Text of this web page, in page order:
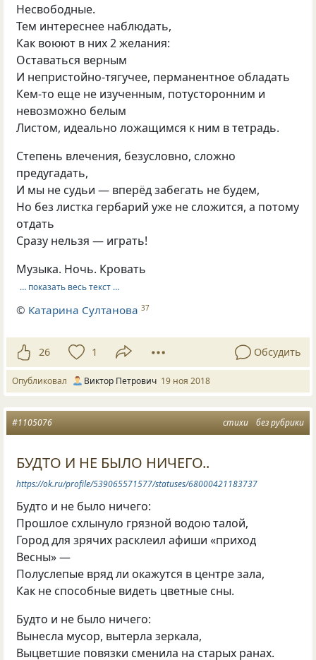
Несвободные.
Тем интереснее наблюдать,
Как воюют в них 2 желания:
Оставаться верным
И непристойно-тягучее, перманентное обладать
Кем-то еще не изученным, потусторонним и
невозможно белым
Листом, идеально ложащимся к ним в тетрадь.
Степень влечения, безусловно, сложно
предугадать,
И мы не судьи — вперёд забегать не будем,
Но без листка гербарий уже не сложится, а потому
отдать
Сразу нельзя — играть!
Музыка. Ночь. Кровать
… показать весь текст …
© Катарина Султанова 37
26 1 Обсудить
Опубликовал Виктор Петрович 19 ноя 2018
стихи без рубрики
#1105076
БУДТО И НЕ БЫЛО НИЧЕГО..
https://ok.ru/profile/539065571577/statuses/68000421183737
Будто и не было ничего:
Прошлое схлынуло грязной водою талой,
Город для зрячих расклеил афиши «приход
Весны» —
Полуслепые вряд ли окажутся в центре зала,
Как не способные видеть цветные сны.
Будто и не было ничего:
Вынесла мусор, вытерла зеркала,
Выцветшие повязки сменила на старых ранах.